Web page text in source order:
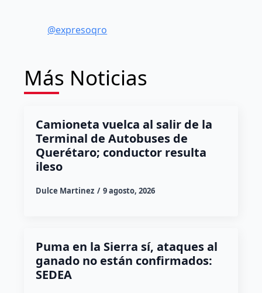
@expresoqro
Más Noticias
Camioneta vuelca al salir de la
Terminal de Autobuses de
Querétaro; conductor resulta
ileso
Dulce Martinez 9 agosto, 2026
Puma en la Sierra sí, ataques al
ganado no están confirmados:
SEDEA